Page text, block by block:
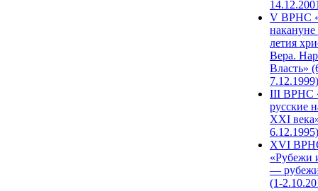
V ВРНС
накануне
летия
Вера.
Власть»
7.12.1999)
III ВРНС
русские
XXI
6.12.1995)
XVI
«Рубежи
—
(1-